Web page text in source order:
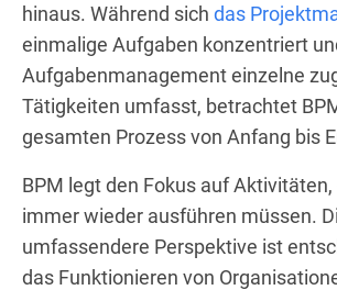
hinaus. Während sich das
einmalige Aufgaben konzentriert
Aufgabenmanagement einzelne
Tätigkeiten umfasst, betrachtet
gesamten Prozess von Anfang bis
BPM legt den Fokus auf
immer wieder ausführen müssen.
umfassendere Perspektive ist
das Funktionieren von